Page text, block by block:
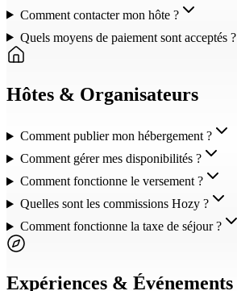
Comment contacter mon hôte ?
Quels moyens de paiement sont acceptés ?
Hôtes & Organisateurs
Comment publier mon hébergement ?
Comment gérer mes disponibilités ?
Comment fonctionne le versement ?
Quelles sont les commissions Hozy ?
Comment fonctionne la taxe de séjour ?
Expériences & Événements